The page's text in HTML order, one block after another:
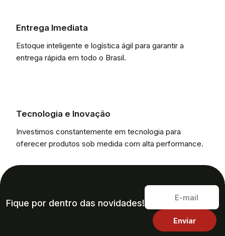
Entrega Imediata
Estoque inteligente e logística ágil para garantir a
entrega rápida em todo o Brasil.
Tecnologia e Inovação
Investimos constantemente em tecnologia para
oferecer produtos sob medida com alta performance.
Fique por dentro das novidades!